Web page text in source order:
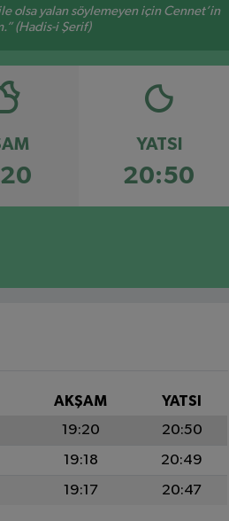
olsa yalan söylemeyen için Cennet’in
(Hadis-i Şerif)
YATSI
20:50
AKŞAM
YATSI
19:20
20:50
19:18
20:49
19:17 20:47